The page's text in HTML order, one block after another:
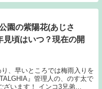
園の紫陽花(あじさ
見頃はいつ？現在の開
、早いところでは梅雨入りを
』管理人の、のす太で
ざいます！ インコ3兄弟